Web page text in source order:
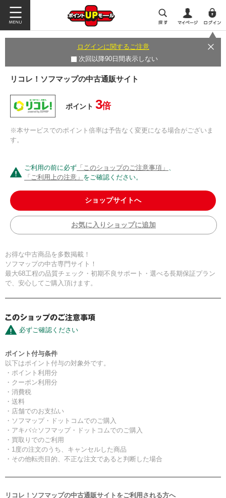
ログインに関するご注意
次回以降90日間表示しない
リコレ！ソフマップの中古通販サイト
ポイント 3倍
※本サービスでのポイント倍率は予告なく変更になる場合がございま
す。
ご利用の前に必ず 「このショップのご注意事項」 、
「ご利用上の注意」 をご確認ください。
ショップサイトへ
お気に入りショップに追加
お得な中古商品を多数掲載！
ソフマップの中古専門サイト！
最大68工程の品質チェック・初期不良サポート・選べる長期保証プラン
で、安心してご購入頂けます。
必ずご確認ください
ポイント付与条件
以下はポイント付与の対象外です。
・ポイント利用分
・クーポン利用分
・消費税
・送料
・店舗でのお支払い
・ソフマップ・ドットコムでのご購入
・アキバ☆ソフマップ・ドットコムでのご購入
・買取りでのご利用
・1度の注文のうち、キャンセルした商品
・その他転売目的、不正な注文であると判断した場合
リコレ！ソフマップの中古通販サイトをご利用される方へ